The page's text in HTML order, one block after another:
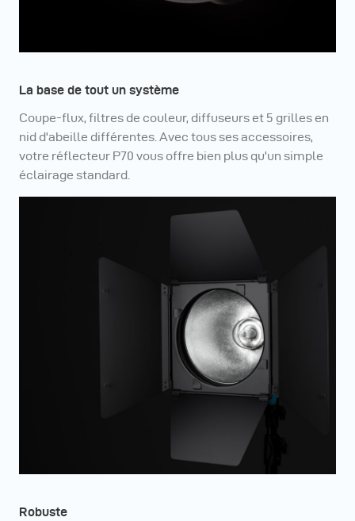
La base de tout un système
Coupe-flux, filtres de couleur, diffuseurs et 5 grilles en
nid d'abeille différentes. Avec tous ses accessoires,
votre réflecteur P70 vous offre bien plus qu'un simple
éclairage standard.
Robuste